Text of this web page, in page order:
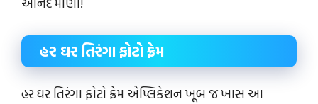
હર ઘર તિરંગા ફોટો ફ્રેમ
હર ઘર તિરંગા ફોટો ફ્રેમ એપ્લિકેશન ખૂબ જ ખાસ આ